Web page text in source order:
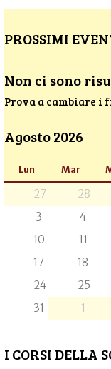
PROSSIMI
Non ci sono
Prova a cambiare i
Agosto 2026
Lun Mar
27 28
3
4
10
11
17
18
24
25
31
1
I CORSI DELLA